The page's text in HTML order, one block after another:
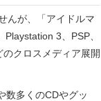
んが、「アイドルマ
3、PSP、
クロスメディア展開
数多くのCDやグッ